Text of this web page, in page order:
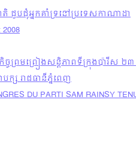
ជួបជុំអ្នកគាំទ្រនៅប្រទេសកាណាដា
ច្ចព្រមព្រៀងសន្តិភាពទីក្រុងប៉ារីស
ស រាជធានីភ្នំពេញ
DU PARTI SAM RAINSY